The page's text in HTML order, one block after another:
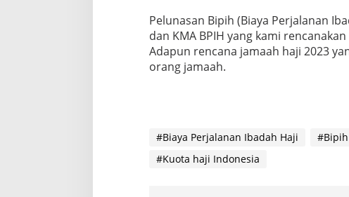
Pelunasan Bipih (Biaya Perjalanan
dan KMA BPIH yang kami
Adapun rencana jamaah haji 2023
orang jamaah.
#Biaya Perjalanan Ibadah Haji #Bipih
#Kuota haji Indonesia